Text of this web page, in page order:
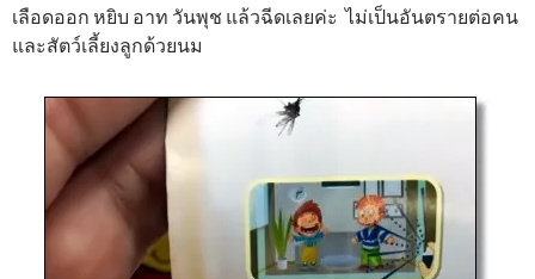
เลือดออก หยิบ อาท วันพุช แล้วฉีดเลยค่ะ ไม่เป็นอันตรายต่อคน
และสัตว์เลี้ยงลูกด้วยนม